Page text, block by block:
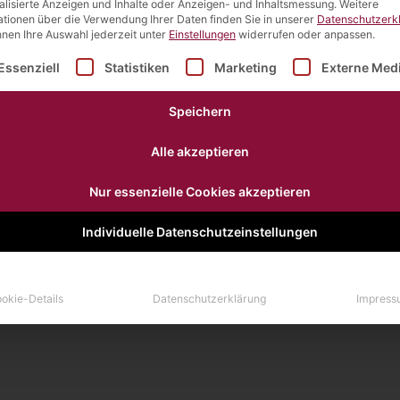
Anzeigen und Inhalte oder Anzeigen- und Inhaltsmessung. Weitere
über die Verwendung Ihrer Daten finden Sie in unserer
Ihre Auswahl jederzeit unter Einstellungen widerrufen oder anpassen.
eine Liste der Service-Gruppen, für die eine
Statistiken Marketing Externe
Speichern
Alle akzeptieren
Nur essenzielle Cookies akzeptieren
Individuelle Datenschutzeinstellungen
Details Datenschutzerklärung